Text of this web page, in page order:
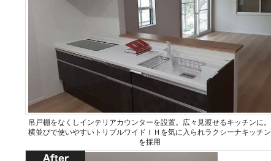
吊戸棚をなくしインテリアカウンターを設置。広々見渡せるキッチンに。
横並びで使いやすいトリプルワイドＩＨを気に入られラクシーナキッチン
を採用